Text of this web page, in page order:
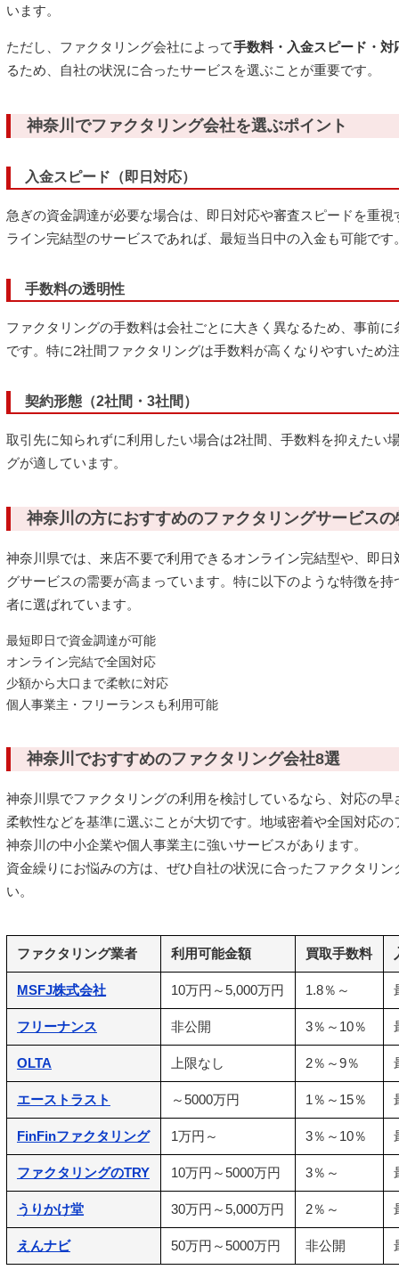
います。
ただし、ファクタリング会社によって手数料・入金スピード・対
るため、自社の状況に合ったサービスを選ぶことが重要です。
神奈川でファクタリング会社を選ぶポイント
入金スピード（即日対応）
急ぎの資金調達が必要な場合は、即日対応や審査スピードを重
ライン完結型のサービスであれば、最短当日中の入金も可能です
手数料の透明性
ファクタリングの手数料は会社ごとに大きく異なるため、事前
です。特に2社間ファクタリングは手数料が高くなりやすいため
契約形態（2社間・3社間）
取引先に知られずに利用したい場合は2社間、手数料を抑えたい
グが適しています。
神奈川の方におすすめのファクタリングサービスの
神奈川県では、来店不要で利用できるオンライン完結型や、即
グサービスの需要が高まっています。特に以下のような特徴を
者に選ばれています。
最短即日で資金調達が可能
オンライン完結で全国対応
少額から大口まで柔軟に対応
個人事業主・フリーランスも利用可能
神奈川でおすすめのファクタリング会社8選
神奈川県でファクタリングの利用を検討しているなら、対応の
柔軟性などを基準に選ぶことが大切です。地域密着や全国対応
神奈川の中小企業や個人事業主に強いサービスがあります。
資金繰りにお悩みの方は、ぜひ自社の状況に合ったファクタリ
い。
ファクタリング業者 利用可能金額 買取手数料
MSFJ株式会社 10万円～5,000万円 1.8％～
フリーナンス 非公開 3％～10％
OLTA 上限なし 2％～9％
エーストラスト ～5000万円 1％～15％
FinFinファクタリング 1万円～ 3％～10％
ファクタリングのTRY 10万円～5000万円 3％～
うりかけ堂 30万円～5,000万円 2％～
えんナビ 50万円～5000万円 非公開